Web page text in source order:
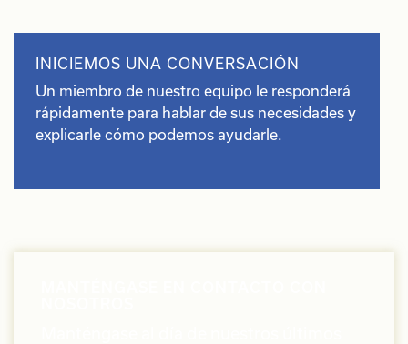
INICIEMOS UNA CONVERSACIÓN
Un miembro de nuestro equipo le responderá
rápidamente para hablar de sus necesidades y
explicarle cómo podemos ayudarle.